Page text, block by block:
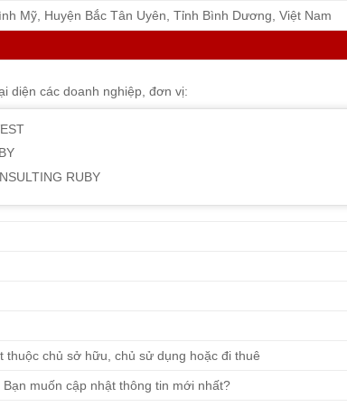
Mỹ, Huyện Bắc Tân Uyên, Tỉnh Bình Dương, Việt Nam
diện các doanh nghiệp, đơn vị:
RUBY
chủ sở hữu, chủ sử dụng hoặc đi thuê
. Bạn muốn cập nhật thông tin mới nhất?